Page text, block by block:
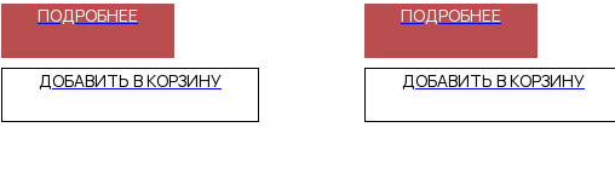
ПОДРОБНЕЕ
ДОБАВИТЬ В КОРЗИНУ
ПОДРОБНЕЕ
ДОБАВИТЬ В КОРЗИНУ